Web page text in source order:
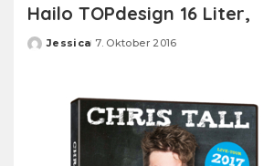
Hailo TOPdesign 16 Liter,
Posted
Jessica 7. Oktober 2016